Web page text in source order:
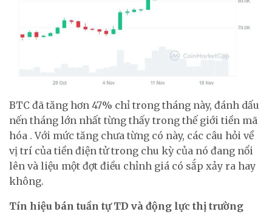
BTC đã tăng hơn 47% chỉ trong tháng này, đánh dấu
nến tháng lớn nhất từng thấy trong thế giới tiền mã
hóa . Với mức tăng chưa từng có này, các câu hỏi về
vị trí của tiền điện tử trong chu kỳ của nó đang nổi
lên và liệu một đợt điều chỉnh giá có sắp xảy ra hay
không.
Tín hiệu bán tuần tự TD và động lực thị trường